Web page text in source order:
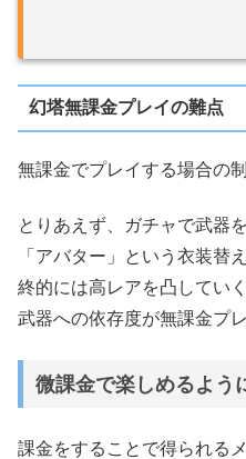
幻塔無課金プレイの難点
無課金でプレイする場合の
とりあえず、ガチャで武器
「アバター」という衣装替
終的には高レアを凸してい
武器への依存度が無課金プ
微課金で楽しめるよう
課金をすることで得られる